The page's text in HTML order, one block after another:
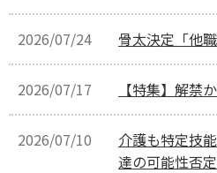
2026/07/24 骨太決定「他
2026/07/17 【特集】解
2026/07/10
介護も特定技
達の可能性否定